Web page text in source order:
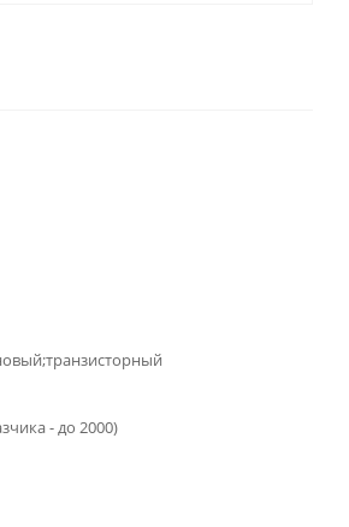
- до 2000)